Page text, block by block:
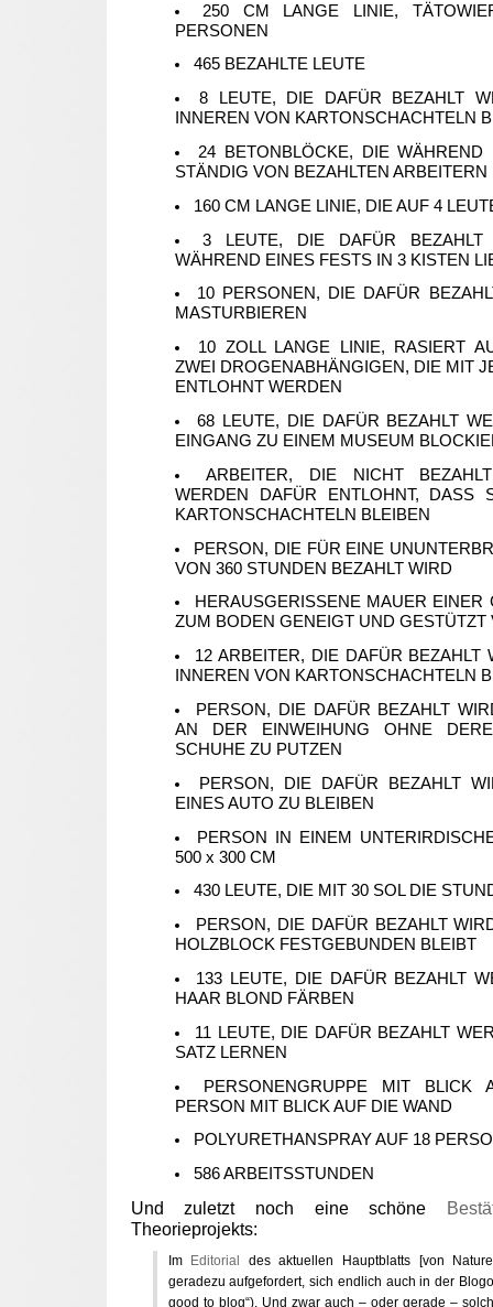
250 CM LANGE LINIE,
PERSONEN
465 BEZAHLTE LEUTE
8 LEUTE, DIE DAFÜR BEZAHLT
INNEREN VON KARTONSCHACHTELN
24 BETONBLÖCKE, DIE WÄHREND
STÄNDIG VON BEZAHLTEN
160 CM LANGE LINIE, DIE AUF 4
3 LEUTE, DIE DAFÜR BEZAHLT
WÄHREND EINES FESTS IN 3 KISTEN
10 PERSONEN, DIE DAFÜR
MASTURBIEREN
10 ZOLL LANGE LINIE, RASIERT
ZWEI DROGENABHÄNGIGEN, DIE MIT
ENTLOHNT WERDEN
68 LEUTE, DIE DAFÜR BEZAHLT
EINGANG ZU EINEM MUSEUM
ARBEITER, DIE NICHT
WERDEN DAFÜR ENTLOHNT, DASS
KARTONSCHACHTELN BLEIBEN
PERSON, DIE FÜR EINE
VON 360 STUNDEN BEZAHLT WIRD
HERAUSGERISSENE MAUER
ZUM BODEN GENEIGT UND GESTÜTZT
12 ARBEITER, DIE DAFÜR BEZAHLT
INNEREN VON KARTONSCHACHTELN
PERSON, DIE DAFÜR BEZAHLT
AN DER EINWEIHUNG OHNE
SCHUHE ZU PUTZEN
PERSON, DIE DAFÜR BEZAHLT
EINES AUTO ZU BLEIBEN
PERSON IN EINEM
500 x 300 CM
430 LEUTE, DIE MIT 30 SOL DIE
PERSON, DIE DAFÜR BEZAHLT
HOLZBLOCK FESTGEBUNDEN BLEIBT
133 LEUTE, DIE DAFÜR BEZAHLT
HAAR BLOND FÄRBEN
11 LEUTE, DIE DAFÜR BEZAHLT
SATZ LERNEN
PERSONENGRUPPE MIT
PERSON MIT BLICK AUF DIE WAND
POLYURETHANSPRAY AUF 18
586 ARBEITSSTUNDEN
Und zuletzt noch eine schöne
Theorieprojekts:
Im Editorial des aktuellen Hauptblatts [von
geradezu aufgefordert, sich endlich auch in der
good to blog“). Und zwar auch – oder gerade –